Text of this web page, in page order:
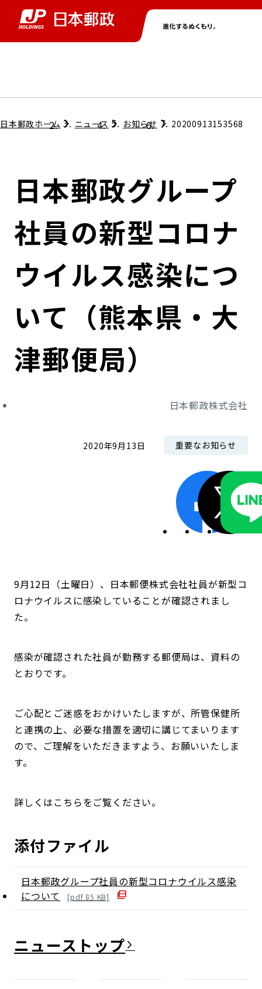
グループ情報トップ
コンプライアンス
ガバナンス
コンダクト向上の取組み
ローカル共創イニシアティブ
株主・投資家情報トップ
個人投資家のみなさまへ
株式情報
財務情報・IR資料
IRニュース
IRカレンダー
ニューストップ
サステナビリティトップ
担当役員メッセージ
サステナビリティマネジメント
持続可能な金融のフレームワーク
環境
採用情報トップ
日本郵政ホーム ニュース お知らせ 20200913153568
日本郵政グループ
社員の新型コロナ
ウイルス感染につ
いて（熊本県・大
津郵便局）
日本郵政株式会社
2020年9月13日 重要なお知らせ
9月12日（土曜日）、日本郵便株式会社社員が新型コ
ロナウイルスに感染していることが確認されまし
た。
感染が確認された社員が勤務する郵便局は、資料の
とおりです。
ご心配とご迷惑をおかけいたしますが、所管保健所
と連携の上、必要な措置を適切に講じてまいります
ので、ご理解をいただきますよう、お願いいたしま
す。
詳しくはこちらをご覧ください。
添付ファイル
日本郵政グループ社員の新型コロナウイルス感染
について
[pdf 85 KB]
ニュース